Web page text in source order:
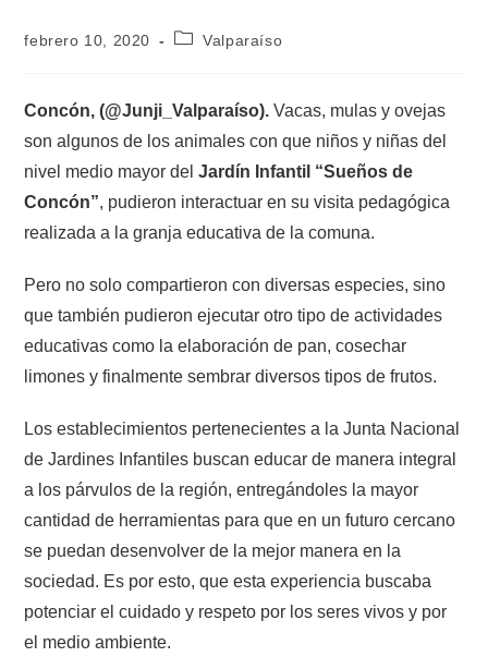
febrero 10, 2020 Valparaíso
Concón, (@Junji_Valparaíso). Vacas, mulas y ovejas
son algunos de los animales con que niños y niñas del
nivel medio mayor delJardín Infantil “Sueños de
Concón”, pudieron interactuar en su visita pedagógica
realizada a la granja educativa de la comuna.
Pero no solo compartieron con diversas especies, sino
que también pudieron ejecutar otro tipo de actividades
educativas como la elaboración de pan, cosechar
limones y finalmente sembrar diversos tipos de frutos.
Los establecimientos pertenecientes a la Junta Nacional
de Jardines Infantiles buscan educar de manera integral
a los párvulos de la región, entregándoles la mayor
cantidad de herramientas para que en un futuro cercano
se puedan desenvolver de la mejor manera en la
sociedad. Es por esto, que esta experiencia buscaba
potenciar el cuidado y respeto por los seres vivos y por
el medio ambiente.